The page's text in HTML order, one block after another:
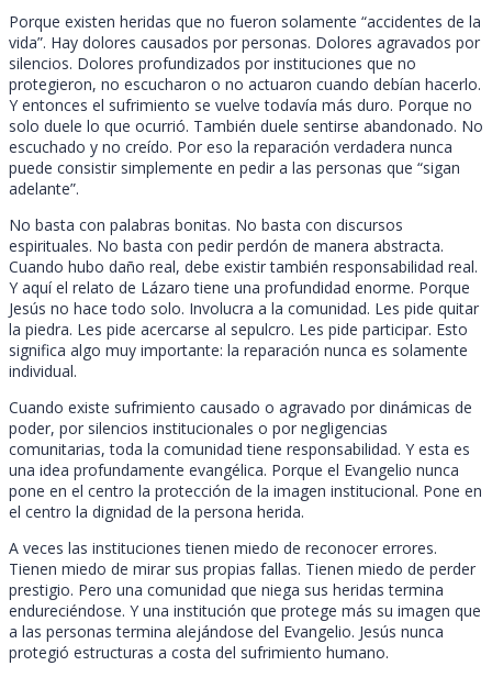
Porque existen heridas que no fueron solamente “accidentes de la
vida”. Hay dolores causados por personas. Dolores agravados por
silencios. Dolores profundizados por instituciones que no
protegieron, no escucharon o no actuaron cuando debían hacerlo.
Y entonces el sufrimiento se vuelve todavía más duro. Porque no
solo duele lo que ocurrió. También duele sentirse abandonado. No
escuchado y no creído. Por eso la reparación verdadera nunca
puede consistir simplemente en pedir a las personas que “sigan
adelante”.
No basta con palabras bonitas. No basta con discursos
espirituales. No basta con pedir perdón de manera abstracta.
Cuando hubo daño real, debe existir también responsabilidad real.
Y aquí el relato de Lázaro tiene una profundidad enorme. Porque
Jesús no hace todo solo. Involucra a la comunidad. Les pide quitar
la piedra. Les pide acercarse al sepulcro. Les pide participar. Esto
significa algo muy importante: la reparación nunca es solamente
individual.
Cuando existe sufrimiento causado o agravado por dinámicas de
poder, por silencios institucionales o por negligencias
comunitarias, toda la comunidad tiene responsabilidad. Y esta es
una idea profundamente evangélica. Porque el Evangelio nunca
pone en el centro la protección de la imagen institucional. Pone en
el centro la dignidad de la persona herida.
A veces las instituciones tienen miedo de reconocer errores.
Tienen miedo de mirar sus propias fallas. Tienen miedo de perder
prestigio. Pero una comunidad que niega sus heridas termina
endureciéndose. Y una institución que protege más su imagen que
a las personas termina alejándose del Evangelio. Jesús nunca
protegió estructuras a costa del sufrimiento humano.